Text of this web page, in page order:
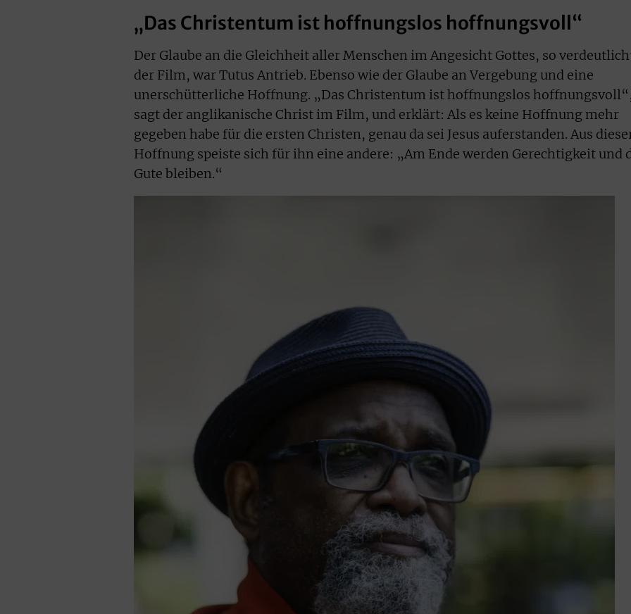
„Das Christentum ist hoffnungslos hoffnungsvoll“
Der Glaube an die Gleichheit aller Menschen im Angesicht Gottes, so
der Film, war Tutus Antrieb. Ebenso wie der Glaube an Vergebung und eine
unerschütterliche Hoffnung. „Das Christentum ist hoffnungslos hoffnungsvoll“,
sagt der anglikanische Christ im Film, und erklärt: Als es keine Hoffnung mehr
gegeben habe für die ersten Christen, genau da sei Jesus auferstanden. Aus
Hoffnung speiste sich für ihn eine andere: „Am Ende werden Gerechtigkeit und
Gute bleiben.“